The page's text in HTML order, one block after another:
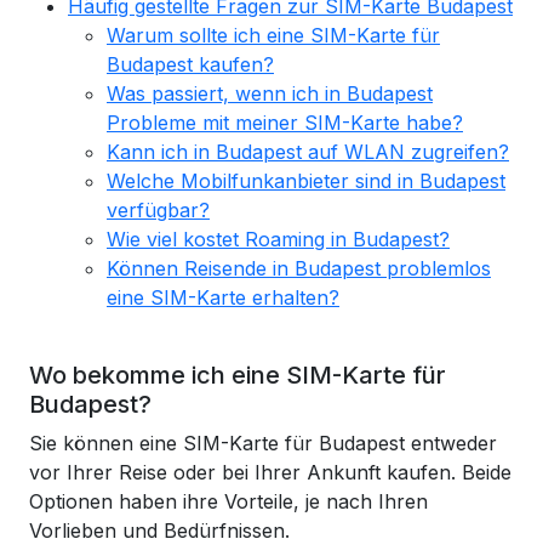
Häufig gestellte Fragen zur SIM-Karte Budapest
Warum sollte ich eine SIM-Karte für
Budapest kaufen?
Was passiert, wenn ich in Budapest
Probleme mit meiner SIM-Karte habe?
Kann ich in Budapest auf WLAN zugreifen?
Welche Mobilfunkanbieter sind in Budapest
verfügbar?
Wie viel kostet Roaming in Budapest?
Können Reisende in Budapest problemlos
eine SIM-Karte erhalten?
Wo bekomme ich eine SIM-Karte für
Budapest?
Sie können eine SIM-Karte für Budapest entweder
vor Ihrer Reise oder bei Ihrer Ankunft kaufen. Beide
Optionen haben ihre Vorteile, je nach Ihren
Vorlieben und Bedürfnissen.